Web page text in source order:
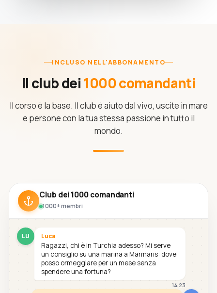
INCLUSO NELL'ABBONAMENTO
Il club dei 1000 comandanti
Il corso è la base. Il club è aiuto dal vivo, uscite in mare
e persone con la tua stessa passione in tutto il
mondo.
Club dei 1000 comandanti
1000+ membri
LU Luca
Ragazzi, chi è in Turchia adesso? Mi serve
un consiglio su una marina a Marmaris: dove
posso ormeggiare per un mese senza
spendere una fortuna?
14:23